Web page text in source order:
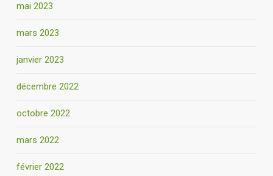
mai 2023
mars 2023
janvier 2023
décembre 2022
octobre 2022
mars 2022
février 2022